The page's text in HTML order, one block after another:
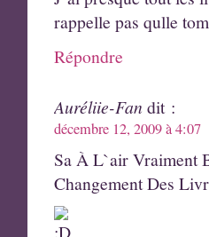
rappelle pas qulle
Répondre
Auréliie-Fan dit :
décembre 12, 2009 à 4:07
Sa À L`air Vraiment
Changement Des